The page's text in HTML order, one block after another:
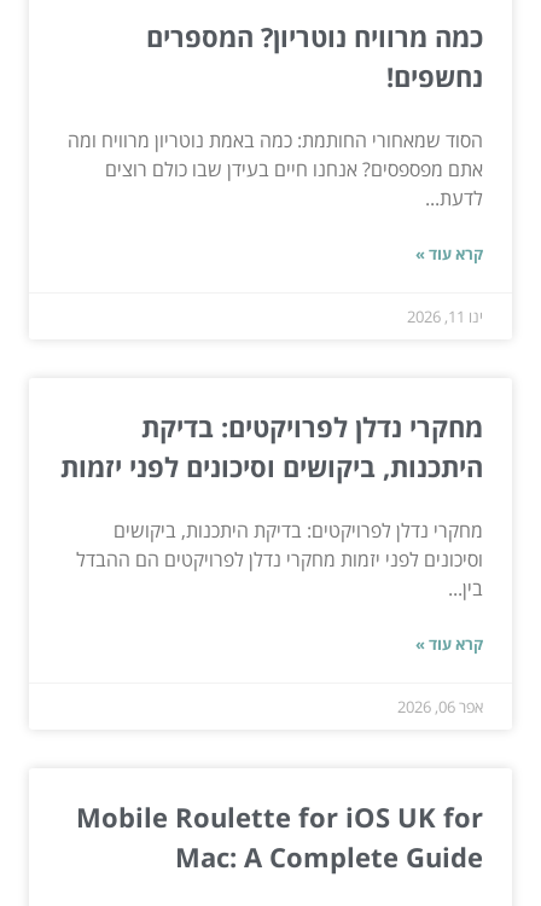
כמה מרוויח נוטריון? המספרים
נחשפים!
הסוד שמאחורי החותמת: כמה באמת נוטריון מרוויח ומה
אתם מפספסים? אנחנו חיים בעידן שבו כולם רוצים
לדעת...
קרא עוד »
ינו 11, 2026
מחקרי נדלן לפרויקטים: בדיקת
היתכנות, ביקושים וסיכונים לפני יזמות
מחקרי נדלן לפרויקטים: בדיקת היתכנות, ביקושים
וסיכונים לפני יזמות מחקרי נדלן לפרויקטים הם ההבדל
בין...
קרא עוד »
אפר 06, 2026
Mobile Roulette for iOS UK for
Mac: A Complete Guide